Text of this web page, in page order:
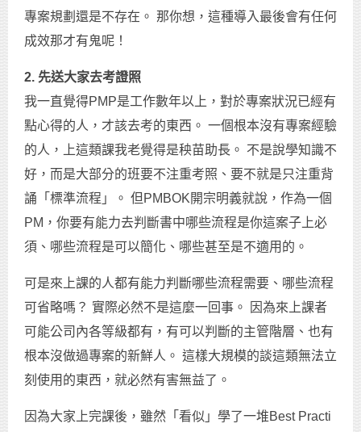
專案規劃還是不存在。 那你想，這種導入最後會有任何
成效那才有鬼呢！
2. 先送大家去考證照
我一直覺得PMP是工作數年以上，對於專案狀況已經有
點心得的人，才該去考的東西。 一個根本沒有專案經驗
的人，上這類課我老覺得是秧苗助長。 不是說學知識不
好，而是大部分的班要不注重考照、要不就是只注重背
誦「標準流程」。 但PMBOK開宗明義就說，作為一個
PM，你要有能力去判斷書中哪些流程是你這案子上必
須、哪些流程是可以簡化、哪些甚至是不適用的。
可是來上課的人都有能力判斷哪些流程需要、哪些流程
可省略嗎？ 實際必然不是這麼一回事。 因為來上課者
可能公司內各等級都有，有可以判斷的主管階層、也有
根本沒做過專案的新鮮人。 這樣大規模的談這類無法立
刻使用的東西，就必然有害無益了。
因為大家上完課後，雖然「看似」學了一堆Best Practi